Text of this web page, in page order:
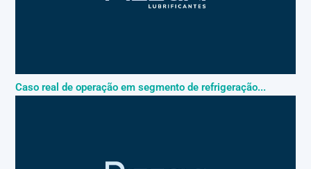
Caso real de operação em segmento de refrigeração...